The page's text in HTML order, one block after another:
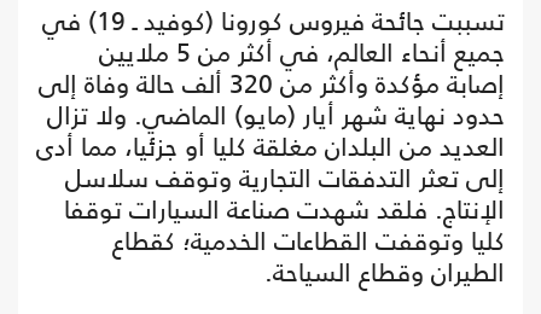
تسببت جائحة فيروس كورونا (كوفيد ـ 19) في
جميع أنحاء العالم، في أكثر من 5 ملايين
إصابة مؤكدة وأكثر من 320 ألف حالة وفاة إلى
حدود نهاية شهر أيار (مايو) الماضي. ولا تزال
العديد من البلدان مغلقة كليا أو جزئيا، مما أدى
إلى تعثر التدفقات التجارية وتوقف سلاسل
الإنتاج. فلقد شهدت صناعة السيارات توقفا
كليا وتوقفت القطاعات الخدمية؛ كقطاع
الطيران وقطاع السياحة.